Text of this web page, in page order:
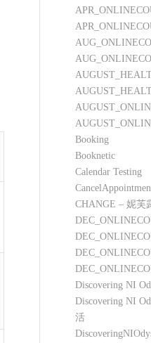
Booking
Booknetic
Calendar Testing
CHANGE – 妮芙
Discovering NI
Discovering NI
活